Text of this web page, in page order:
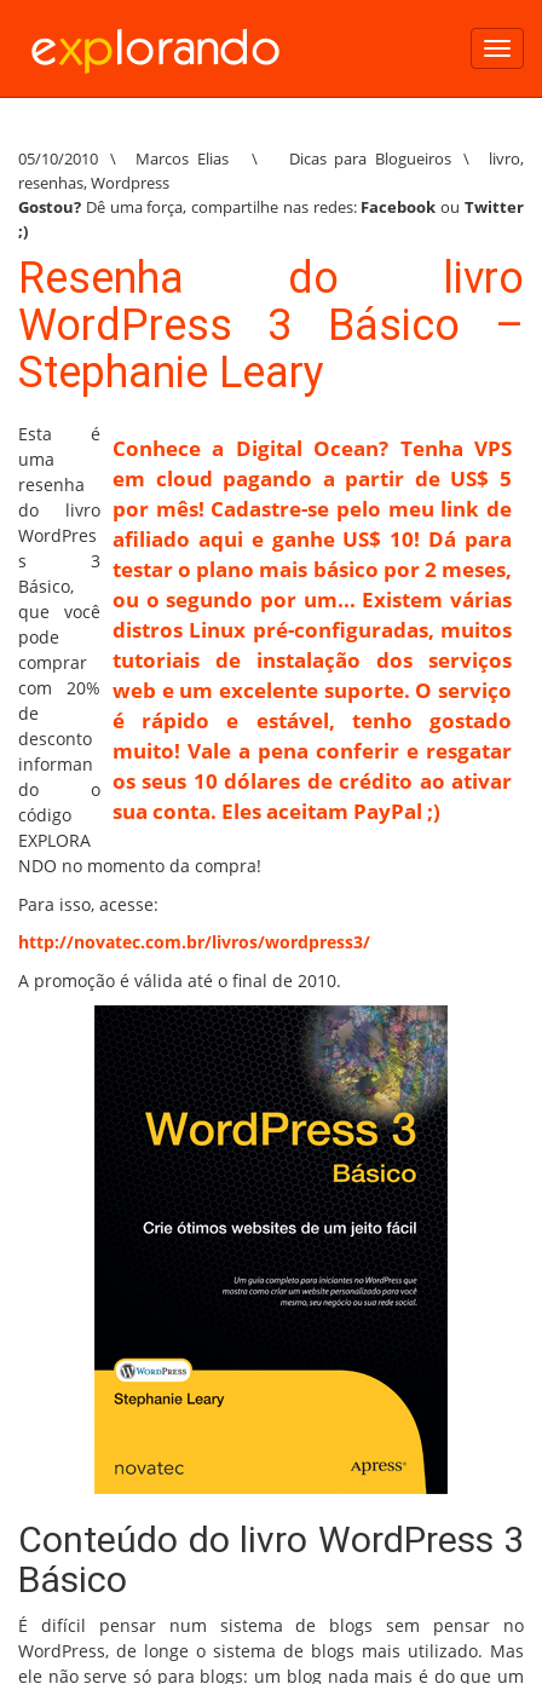
05/10/2010 \ Marcos Elias\ Dicas para Blogueiros \ livro,
resenhas,Wordpress
Gostou? Dê uma força, compartilhe nas redes: Facebook ouTwitter
;)
Resenha do livro
WordPress 3 Básico –
Stephanie Leary
Conhece a Digital Ocean? Tenha VPS
em cloud pagando a partir de US$ 5
por mês! Cadastre-se pelo meu link de
afiliado aqui e ganhe US$ 10! Dá para
testar o plano mais básico por 2 meses,
ou o segundo por um... Existem várias
distros Linux pré-configuradas, muitos
tutoriais de instalação dos serviços
web e um excelente suporte. O serviço
é rápido e estável, tenho gostado
muito! Vale a pena conferir e resgatar
os seus 10 dólares de crédito ao ativar
sua conta. Eles aceitam PayPal ;)
Esta é
uma
resenha
do livro
WordPres
s 3
Básico,
que você
pode
comprar
com 20%
de
desconto
informan
do o
código
EXPLORA
NDO no momento da compra!
Para isso, acesse:
http://novatec.com.br/livros/wordpress3/
A promoção é válida até o final de 2010.
Conteúdo do livro WordPress 3
Básico
É difícil pensar num sistema de blogs sem pensar no
WordPress, de longe o sistema de blogs mais utilizado. Mas
ele não serve só para blogs: um blog nada mais é do que um